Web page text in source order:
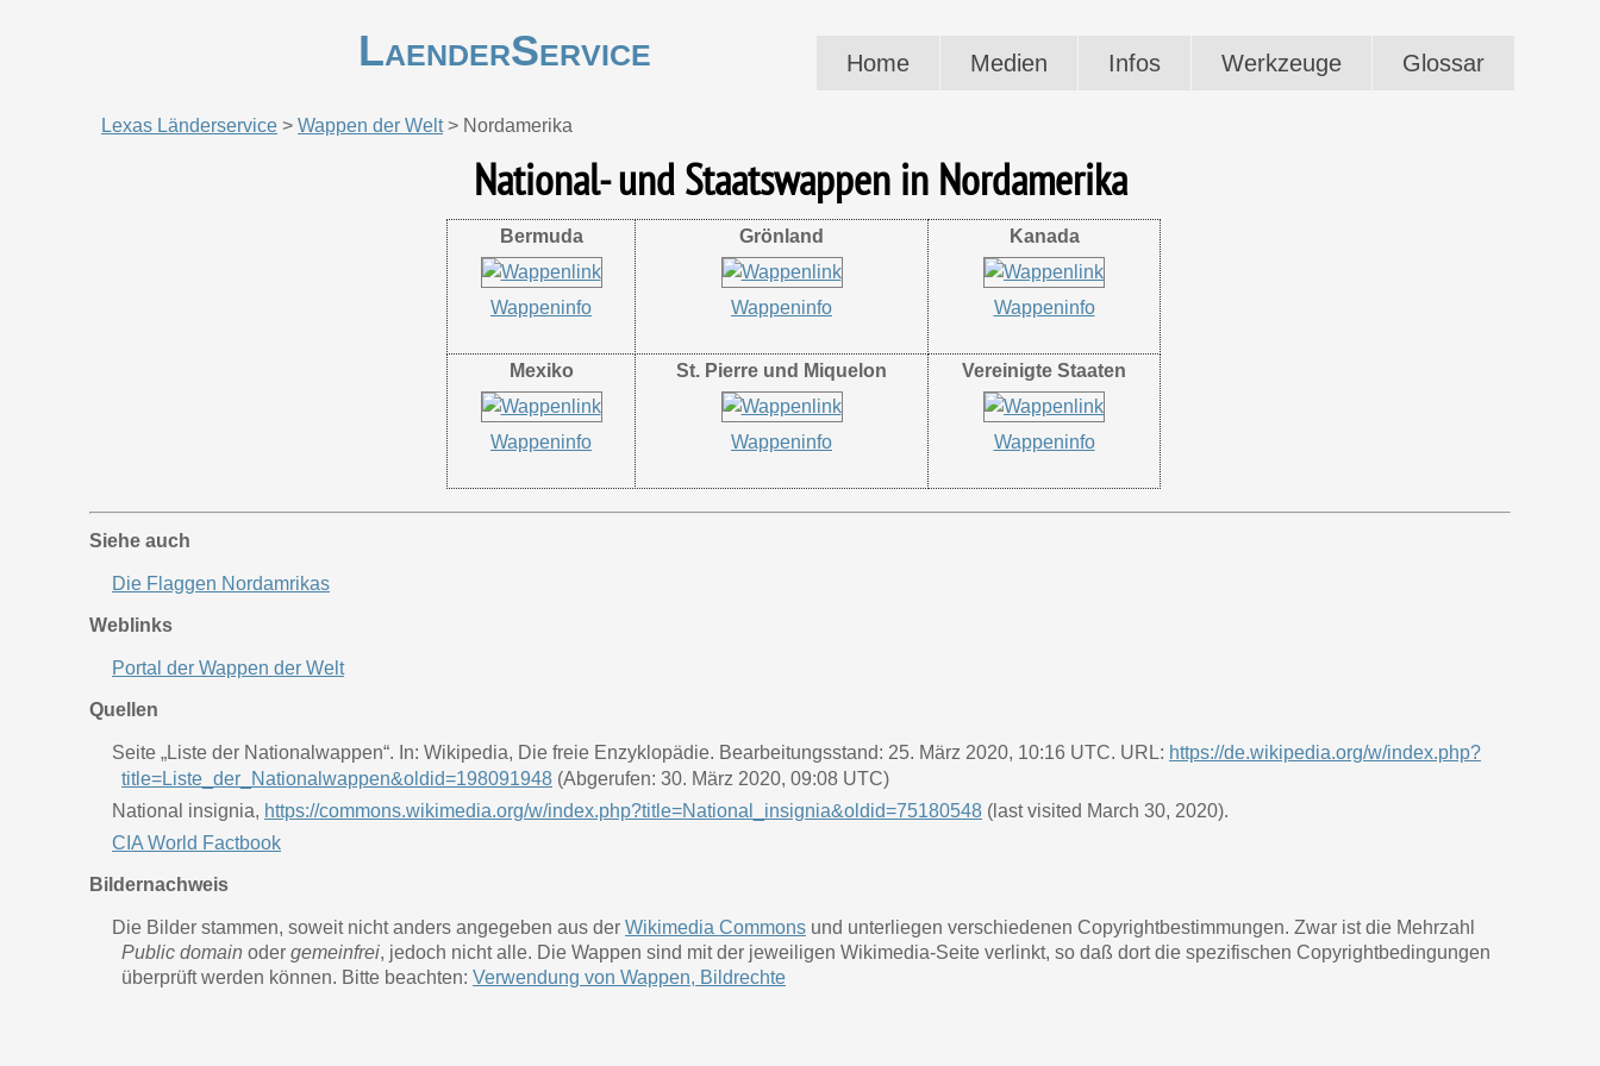
LaenderService Home Medien Infos Werkzeuge Glossar
Lexas Länderservice > Wappen der Welt> Nordamerika
National- und Staatswappen in Nordamerika
Bermuda
Wappeninfo
Grönland
Wappeninfo
Kanada
Wappeninfo
Mexiko
Wappeninfo
St. Pierre und Miquelon
Wappeninfo
Vereinigte Staaten
Wappeninfo
Siehe auch
Die Flaggen Nordamrikas
Weblinks
Portal der Wappen der Welt
Quellen
Seite „Liste der Nationalwappen“. In: Wikipedia, Die freie Enzyklopädie. Bearbeitungsstand: 25. März 2020, 10:16 UTC. URL: https://de.wikipedia.org/w/index.php?
title=Liste_der_Nationalwappen&oldid=198091948 (Abgerufen: 30. März 2020, 09:08 UTC)
National insignia, https://commons.wikimedia.org/w/index.php?title=National_insignia&oldid=75180548 (last visited March 30, 2020).
CIA World Factbook
Bildernachweis
Die Bilder stammen, soweit nicht anders angegeben aus der Wikimedia Commons und unterliegen verschiedenen Copyrightbestimmungen. Zwar ist die Mehrzahl
Public domain oder gemeinfrei, jedoch nicht alle. Die Wappen sind mit der jeweiligen Wikimedia-Seite verlinkt, so daß dort die spezifischen Copyrightbedingungen
überprüft werden können. Bitte beachten: Verwendung von Wappen, Bildrechte